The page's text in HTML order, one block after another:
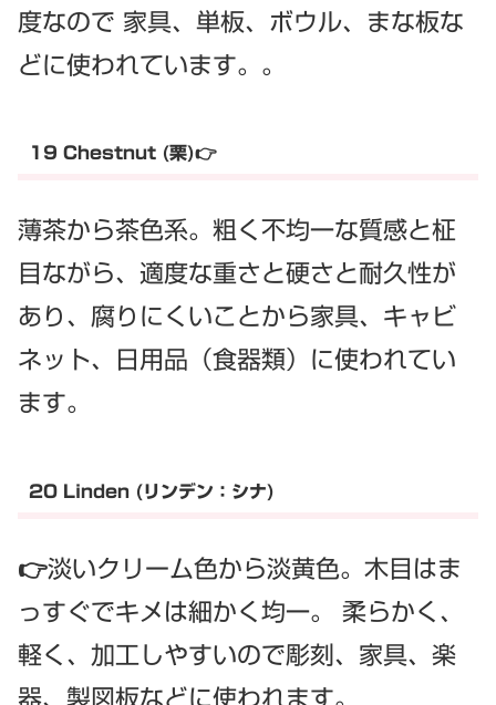
度なので 家具、単板、ボウル、まな板な
どに使われています。。
19 Chestnut (栗)👉
薄茶から茶色系。粗く不均一な質感と柾
目ながら、適度な重さと硬さと耐久性が
あり、腐りにくいことから家具、キャビ
ネット、日用品（食器類）に使われてい
ます。
20 Linden (リンデン：シナ)
👉淡いクリーム色から淡黄色。木目はま
っすぐでキメは細かく均一。 柔らかく、
軽く、加工しやすいので彫刻、家具、楽
器、製図板などに使われます。